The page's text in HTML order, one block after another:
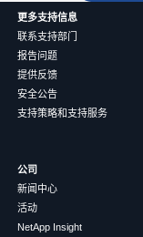
更多支持信息
联系支持部门
报告问题
提供反馈
安全公告
支持策略和支持服务
公司
新闻中心
活动
NetApp Insight